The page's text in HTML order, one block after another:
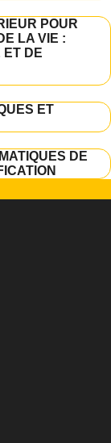
POUR
LA VIE :
ET DE
ET
DE